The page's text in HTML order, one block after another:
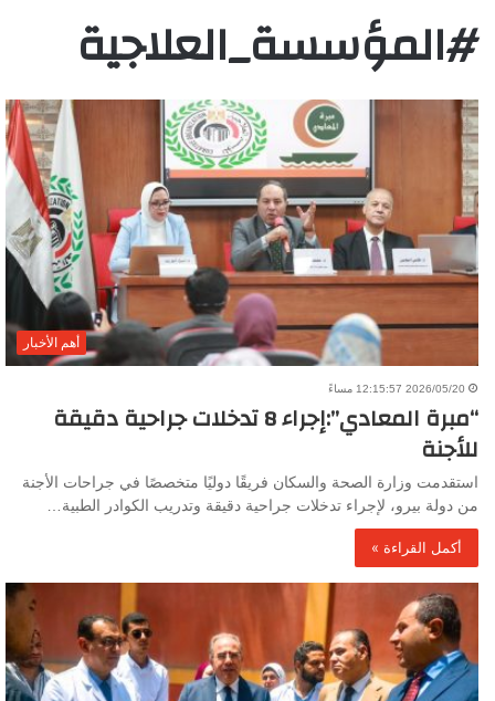
#المؤسسة_العلاجية
أهم الأخبار
2026/05/20 12:15:57 مساءً
“مبرة المعادي”:إجراء 8 تدخلات جراحية دقيقة
للأجنة
استقدمت وزارة الصحة والسكان فريقًا دوليًا متخصصًا في جراحات الأجنة
من دولة بيرو، لإجراء تدخلات جراحية دقيقة وتدريب الكوادر الطبية…
أكمل القراءة »